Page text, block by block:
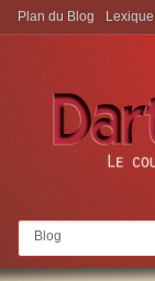
Aller à:
Plan du Blog Lexique